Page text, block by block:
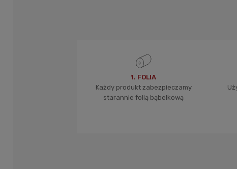
1. FOLIA
Każdy produkt zabezpieczamy
starannie folią bąbelkową